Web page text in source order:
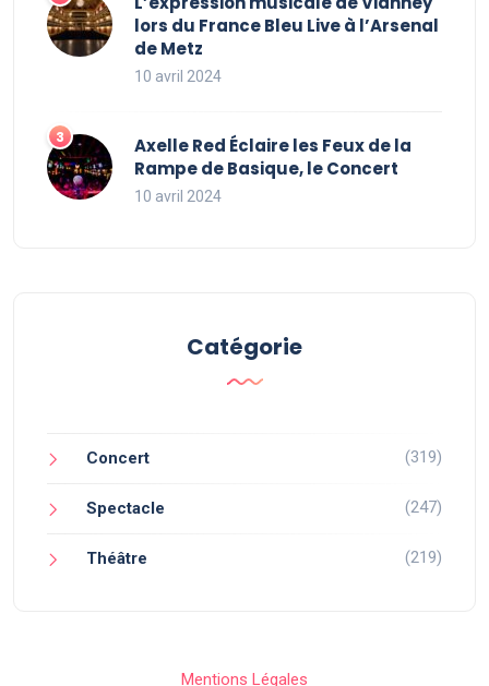
lors du France Bleu Live à l’Arsenal
de Metz
10 avril 2024
Axelle Red Éclaire les Feux de la
Rampe de Basique, le Concert
10 avril 2024
Catégorie
Concert (319)
Spectacle (247)
Théâtre (219)
Mentions Légales